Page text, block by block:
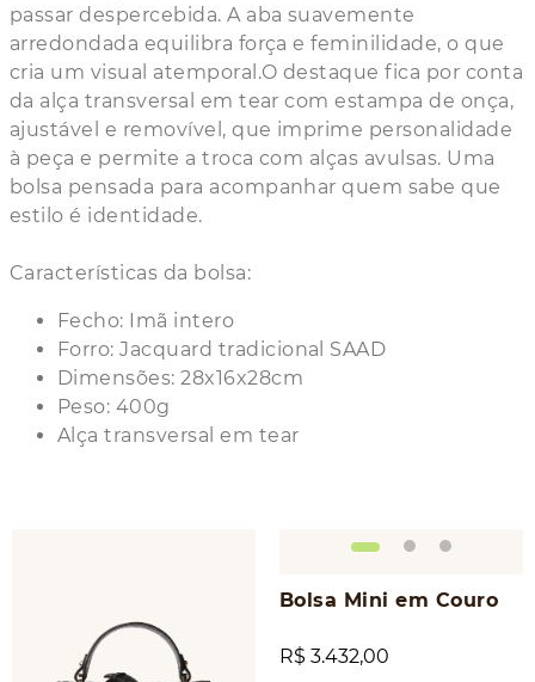
passar despercebida. A aba suavemente
arredondada equilibra força e feminilidade, o que
cria um visual atemporal.O destaque fica por conta
da alça transversal em tear com estampa de onça,
ajustável e removível, que imprime personalidade
à peça e permite a troca com alças avulsas. Uma
bolsa pensada para acompanhar quem sabe que
estilo é identidade.
Características da bolsa:
Fecho: Imã intero
Forro: Jacquard tradicional SAAD
Dimensões: 28x16x28cm
Peso: 400g
Alça transversal em tear
Bolsa Mini em Couro
R$ 3.432,00